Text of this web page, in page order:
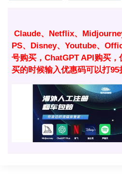
Claude、Netflix、
PS、Disney、Youtube、
号购买，ChatGPT API购买
买的时候输入优惠码可以打95